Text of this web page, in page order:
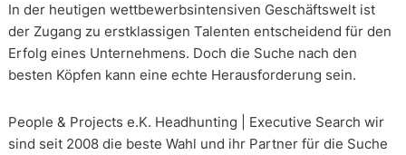
In der heutigen wettbewerbsintensiven Geschäftswelt ist
der Zugang zu erstklassigen Talenten entscheidend für den
Erfolg eines Unternehmens. Doch die Suche nach den
besten Köpfen kann eine echte Herausforderung sein.
People & Projects e.K. Headhunting | Executive Search wir
sind seit 2008 die beste Wahl und ihr Partner für die Suche